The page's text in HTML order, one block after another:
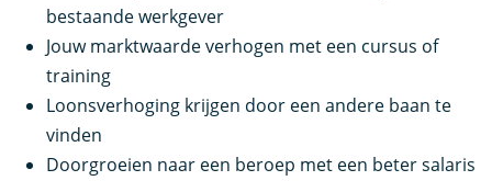
bestaande werkgever
Jouw marktwaarde verhogen met een cursus of
training
Loonsverhoging krijgen door een andere baan te
vinden
Doorgroeien naar een beroep met een beter salaris